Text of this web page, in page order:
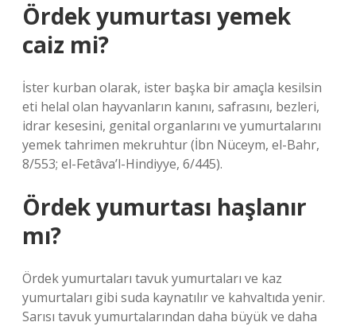
Ördek yumurtası yemek
caiz mi?
İster kurban olarak, ister başka bir amaçla kesilsin
eti helal olan hayvanların kanını, safrasını, bezleri,
idrar kesesini, genital organlarını ve yumurtalarını
yemek tahrimen mekruhtur (İbn Nüceym, el-Bahr,
8/553; el-Fetâva’l-Hindiyye, 6/445).
Ördek yumurtası haşlanır
mı?
Ördek yumurtaları tavuk yumurtaları ve kaz
yumurtaları gibi suda kaynatılır ve kahvaltıda yenir.
Sarısı tavuk yumurtalarından daha büyük ve daha